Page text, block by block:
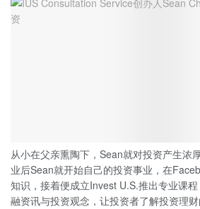
从小在父亲熏陶下，Sean就对投资产生浓
业后Sean就开始自己的投资事业，在
知识，接着便成立Invest U.S.推出专业课
融资讯与投资观念，让投资者了解投资理财